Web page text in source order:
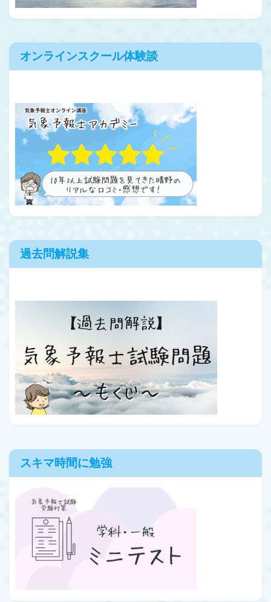
オンラインスクール体験談
過去問解説集
スキマ時間に勉強